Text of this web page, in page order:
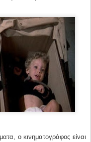
ο κινηματογράφος είναι